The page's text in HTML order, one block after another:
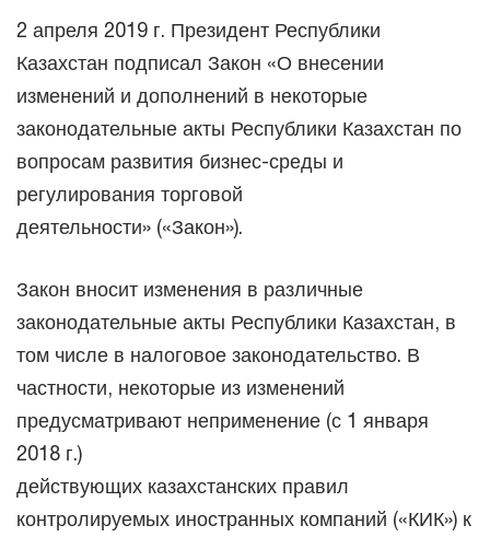
2 апреля 2019 г. Президент Республики
Казахстан подписал Закон «О внесении
изменений и дополнений в некоторые
законодательные акты Республики Казахстан по
вопросам развития бизнес-среды и
регулирования торговой
деятельности» («Закон»).
Закон вносит изменения в различные
законодательные акты Республики Казахстан, в
том числе в налоговое законодательство. В
частности, некоторые из изменений
предусматривают неприменение (с 1 января
2018 г.)
действующих казахстанских правил
контролируемых иностранных компаний («КИК») к